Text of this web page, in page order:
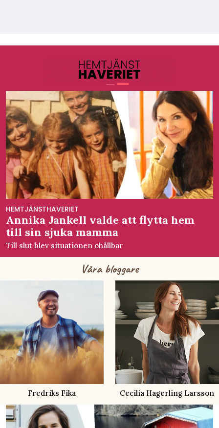
HEMTJÄNSTHAVERIET
Annika Jankell valde att flytta hem
till sin sjuka mamma
Till slut blev situationen ohållbar
Våra bloggare
Cecilia Hagerling Larsson Jenny Fagerlund